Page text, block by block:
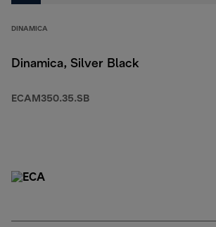
DINAMICA
Dinamica, Silver Black
ECAM350.35.SB